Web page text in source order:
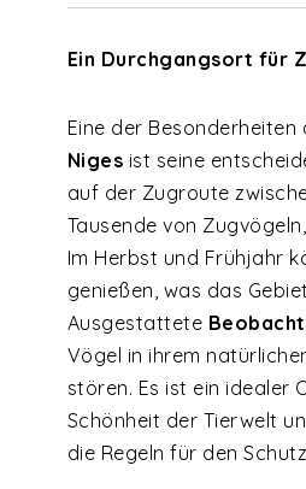
Ein Durchgangsort für
Eine der Besonderheiten
Niges ist seine
auf der Zugroute
Tausende von
Im Herbst und Frühjahr
genießen, was das
Ausgestattete
Vögel in ihrem
stören. Es ist ein idealer
Schönheit der Tierwelt
die Regeln für den